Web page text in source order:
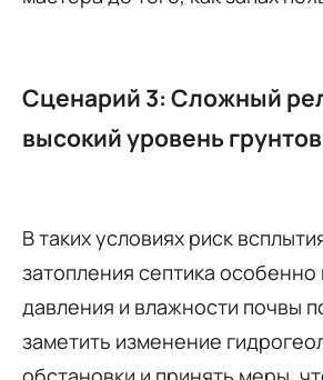
Сценарий 3: Сложный
высокий уровень
В таких условиях риск
затопления септика особенно
давления и влажности почвы
заметить изменение